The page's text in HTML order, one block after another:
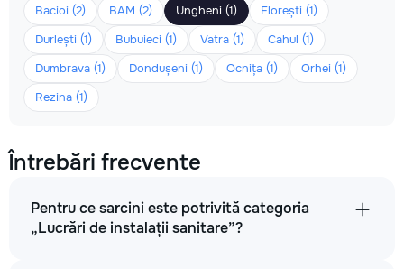
Bacioi (2)
BAM (2) Ungheni (1)
Florești (1)
Durlești (1)
Bubuieci (1) Vatra (1)
Cahul (1)
Dumbrava (1)
Dondușeni (1) Ocnița (1)
Orhei (1)
Rezina (1)
Întrebări frecvente
Pentru ce sarcini este potrivită categoria
„Lucrări de instalații sanitare”?